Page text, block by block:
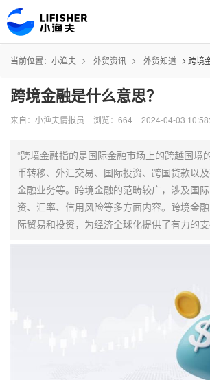
当前位置： 小渔夫 外贸资讯 外贸知道 跨境金融
跨境金融是什么意思？
来自：小渔夫情报员 浏览：664 2024-04-03
“跨境金融指的是国际金融市场上的跨越国境
币转移、外汇交易、国际投资、跨国贷款以
金融业务等。跨境金融的范畴较广，涉及国
资、汇率、信用风险等多方面内容。跨境金
际贸易和投资，为经济全球化提供了有力的